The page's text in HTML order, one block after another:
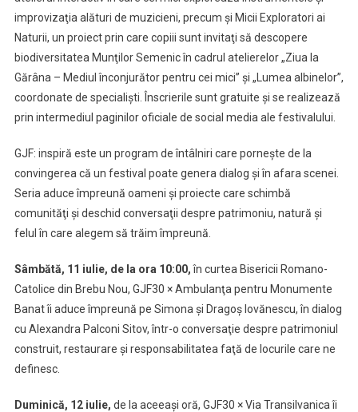
improvizaţia alături de muzicieni, precum şi Micii Exploratori ai
Naturii, un proiect prin care copiii sunt invitaţi să descopere
biodiversitatea Munţilor Semenic în cadrul atelierelor „Ziua la
Gărâna – Mediul înconjurător pentru cei mici” şi „Lumea albinelor”,
coordonate de specialişti. Înscrierile sunt gratuite şi se realizează
prin intermediul paginilor oficiale de social media ale festivalului.
GJF: inspiră este un program de întâlniri care porneşte de la
convingerea că un festival poate genera dialog şi în afara scenei.
Seria aduce împreună oameni şi proiecte care schimbă
comunităţi şi deschid conversaţii despre patrimoniu, natură şi
felul în care alegem să trăim împreună.
Sâmbătă, 11 iulie, de la ora 10:00,în curtea Bisericii Romano-
Catolice din Brebu Nou, GJF30 × Ambulanţa pentru Monumente
Banat îi aduce împreună pe Simona şi Dragoş Iovănescu, în dialog
cu Alexandra Palconi Sitov, într-o conversaţie despre patrimoniul
construit, restaurare şi responsabilitatea faţă de locurile care ne
definesc.
Duminică, 12 iulie, de la aceeaşi oră, GJF30 × Via Transilvanica îi